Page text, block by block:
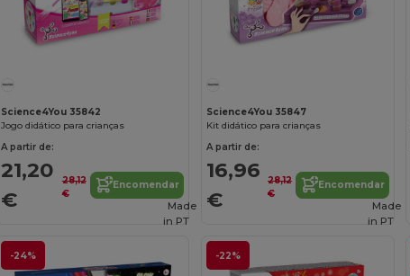
Science4You 35842
Jogo didático para crianças
A partir de:
21,20
€
28,12
€
Encomendar
Science4You 35847
Kit didático para crianças
A partir de:
16,96
€
28,12
€
Encomendar
-24% -22%
Made
in PT
Made
in PT